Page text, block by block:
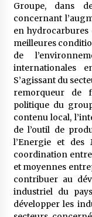
Groupe, dans
concernant
en hydrocarbures
meilleures
de
internationales
S’agissant du
remorqueur de
politique du
contenu local,
de l’outil de
l’Energie et
coordination entre
et moyennes
contribuer au
industriel du
développer les